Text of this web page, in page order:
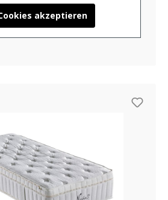
(90x200cm)
ab679,00 €
akzeptieren